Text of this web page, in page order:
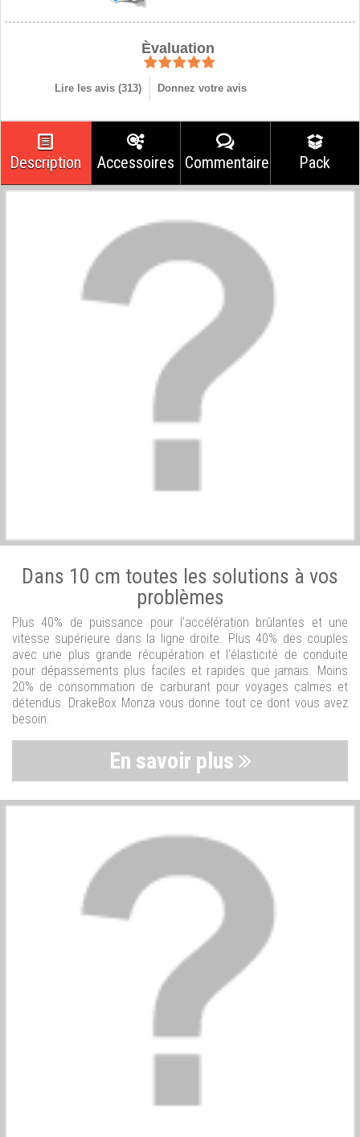
Èvaluation
Lire les avis (313) Donnez votre avis
Description Accessoires Commentaires Pack
Dans 10 cm toutes les solutions à vos
problèmes
Plus 40% de puissance pour l'accélération brûlantes et une
vitesse supérieure dans la ligne droite. Plus 40% des couples
avec une plus grande récupération et l'élasticité de conduite
pour dépassements plus faciles et rapides que jamais. Moins
20% de consommation de carburant pour voyages calmes et
détendus. DrakeBox Monza vous donne tout ce dont vous avez
besoin.
En savoir plus